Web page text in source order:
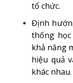
tổ chức.
Định
thống
khả năng
hiệu quả
khác nhau.